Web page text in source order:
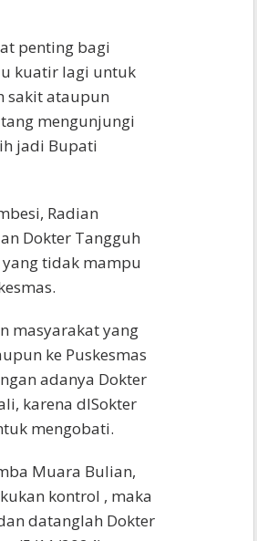
penting bagi
kuatir lagi untuk
sakit ataupun
mengunjungi
jadi Bupati
Radian
Dokter Tangguh
tidak mampu
masyarakat yang
ke Puskesmas
adanya Dokter
karena dlSokter
mengobati.
Muara Bulian,
kontrol , maka
datanglah Dokter